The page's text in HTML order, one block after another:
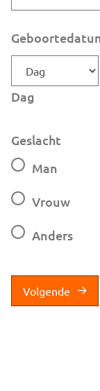
Dag
Geslacht
Man
Vrouw
Anders
Volgende